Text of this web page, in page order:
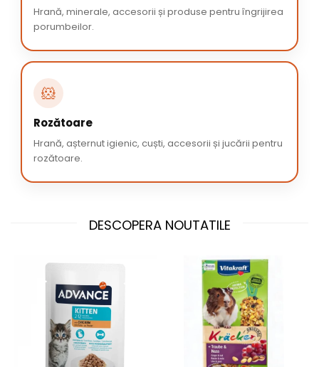
Hrană, minerale, accesorii și produse pentru îngrijirea
porumbeilor.
🐹
Rozătoare
Hrană, așternut igienic, cuști, accesorii și jucării pentru
rozătoare.
DESCOPERA NOUTATILE